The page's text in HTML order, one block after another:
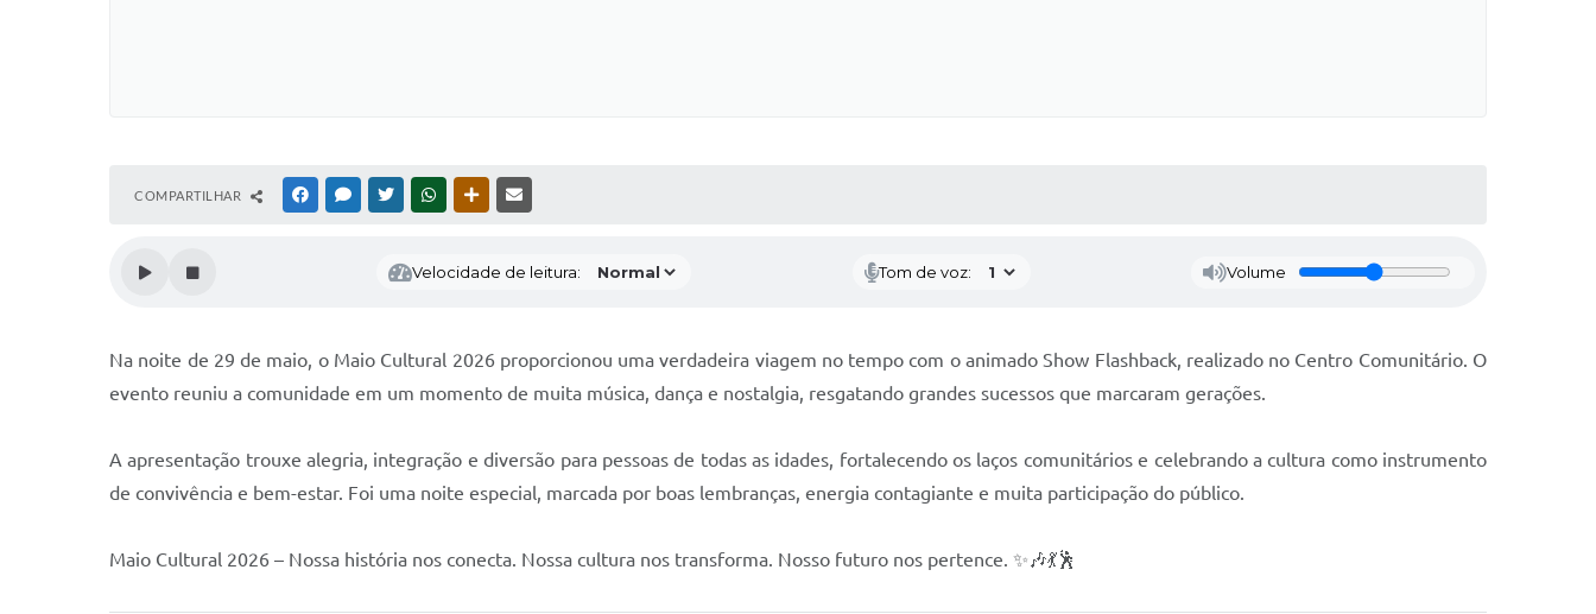
COMPARTILHAR FACEBOOKMESSENGER
TWITTERWHATSAPPOUTRAS MÍDIAS
Velocidade de leitura: Tom de voz: Volume
Na noite de 29 de maio, o Maio Cultural 2026 proporcionou uma verdadeira viagem no tempo com o animado Show Flashback, realizado no Centro Comunitário. O
evento reuniu a comunidade em um momento de muita música, dança e nostalgia, resgatando grandes sucessos que marcaram gerações.
A apresentação trouxe alegria, integração e diversão para pessoas de todas as idades, fortalecendo os laços comunitários e celebrando a cultura como instrumento
de convivência e bem-estar. Foi uma noite especial, marcada por boas lembranças, energia contagiante e muita participação do público.
Maio Cultural 2026 – Nossa história nos conecta. Nossa cultura nos transforma. Nosso futuro nos pertence. ✨🎶💃🕺